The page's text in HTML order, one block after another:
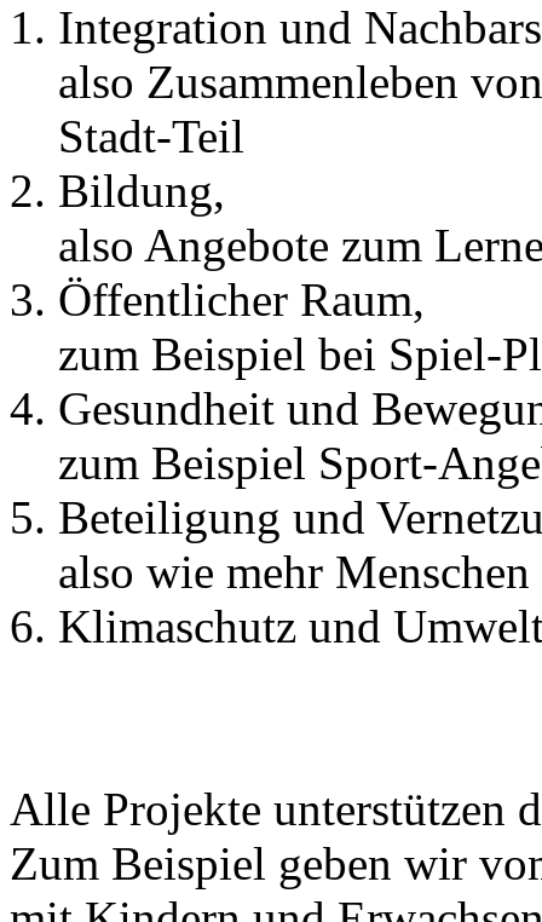
Integration und
also Zusammenleben
Stadt-Teil
Bildung,
also Angebote zum
Öffentlicher Raum,
zum Beispiel bei Spiel-
Gesundheit und
zum Beispiel Sport-
Beteiligung und
also wie mehr
Klimaschutz und
Alle Projekte unterstützen
Zum Beispiel geben wir